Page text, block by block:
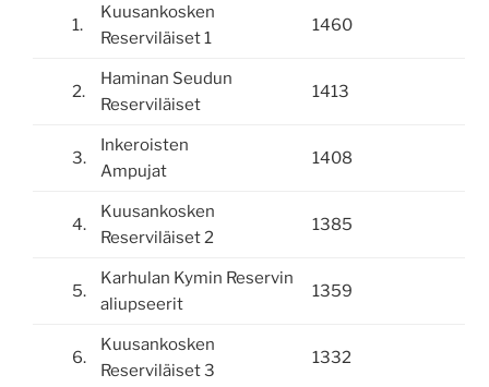
1.
Kuusankosken
Reserviläiset 1
1460
2.
Haminan Seudun
Reserviläiset
1413
3.
Inkeroisten
Ampujat
1408
4.
Kuusankosken
Reserviläiset 2
1385
5.
Karhulan Kymin Reservin
aliupseerit
1359
6.
Kuusankosken
Reserviläiset 3
1332